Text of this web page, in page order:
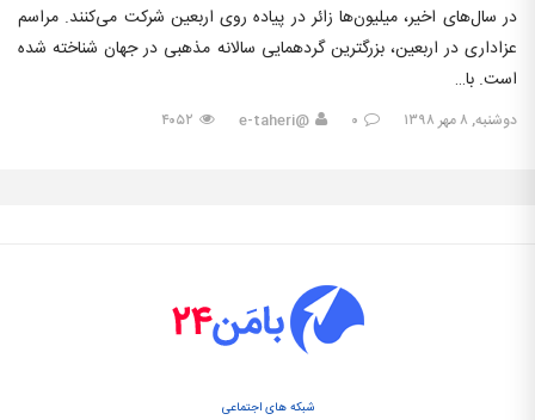
در سال‌های اخیر، میلیون‌ها زائر در پیاده روی اربعین شرکت می‌کنند. مراسم
عزاداری در اربعین، بزرگترین گردهمایی سالانه مذهبی در جهان شناخته شده
است. با…
دوشنبه, ۸ مهر ۱۳۹۸ ۰ @e-taheri ۴۰۵۲
شبکه های اجتماعی